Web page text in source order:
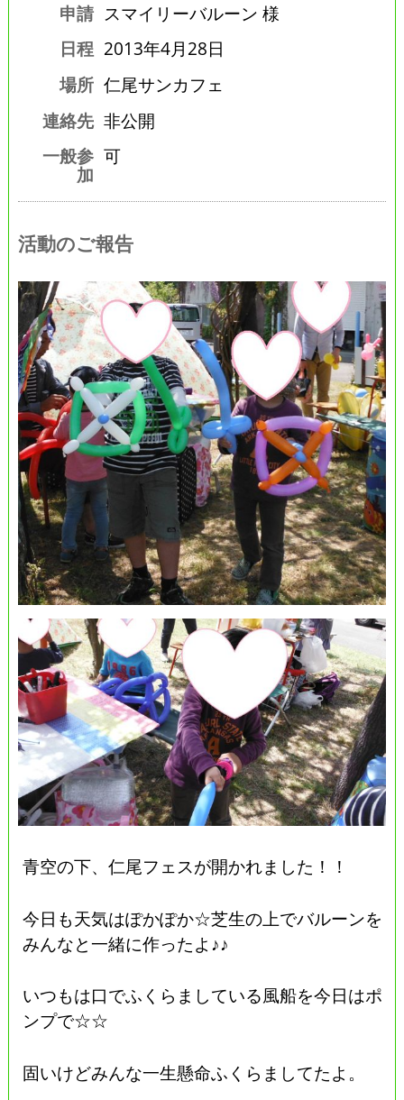
申請 スマイリーバルーン 様
日程 2013年4月28日
場所 仁尾サンカフェ
連絡先 非公開
一般参
加
可
活動のご報告
青空の下、仁尾フェスが開かれました！！
今日も天気はぽかぽか☆芝生の上でバルーンを
みんなと一緒に作ったよ♪♪
いつもは口でふくらましている風船を今日はポ
ンプで☆☆
固いけどみんな一生懸命ふくらましてたよ。